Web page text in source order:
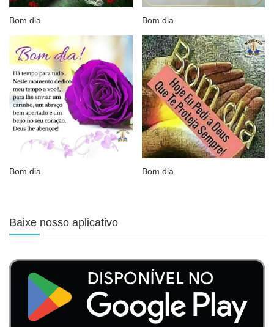
Bom dia Bom dia
Bom dia Bom dia
Baixe nosso aplicativo